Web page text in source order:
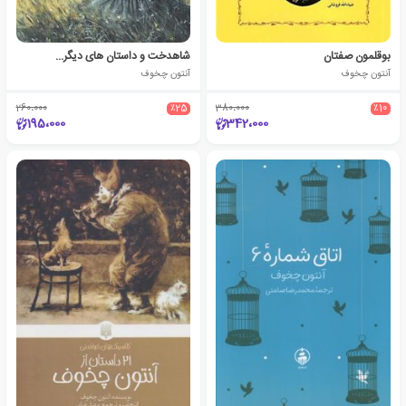
بوقلمون صفتان
آنتون چخوف
٪10 380،000
342،000
شاهدخت و داستان های دیگر...
آنتون چخوف
٪25 260،000
195،000